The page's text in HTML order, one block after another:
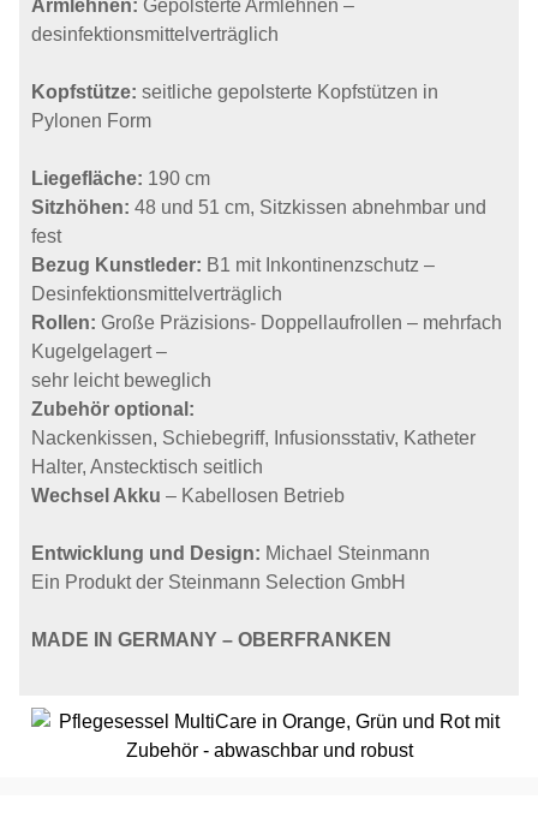
Armlehnen: Gepolsterte Armlehnen –
desinfektionsmittelverträglich
Kopfstütze: seitliche gepolsterte Kopfstützen in
Pylonen Form
Liegefläche: 190 cm
Sitzhöhen: 48 und 51 cm, Sitzkissen abnehmbar und
fest
Bezug Kunstleder: B1 mit Inkontinenzschutz –
Desinfektionsmittelverträglich
Rollen: Große Präzisions- Doppellaufrollen – mehrfach
Kugelgelagert –
sehr leicht beweglich
Zubehör optional:
Nackenkissen, Schiebegriff, Infusionsstativ, Katheter
Halter, Anstecktisch seitlich
Wechsel Akku – Kabellosen Betrieb
Entwicklung und Design: Michael Steinmann
Ein Produkt der Steinmann Selection GmbH
MADE IN GERMANY – OBERFRANKEN